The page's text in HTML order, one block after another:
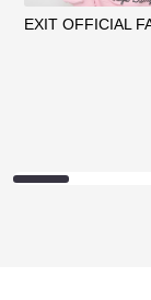
EXIT OFFICIAL